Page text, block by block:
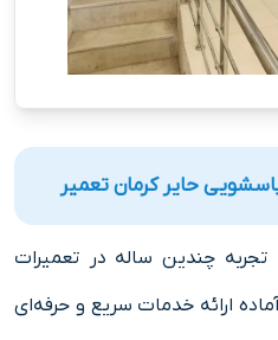
حایر کرمان تعمیر
چندین ساله در تعمیرات
ارائه خدمات سریع و حرفه‌ای